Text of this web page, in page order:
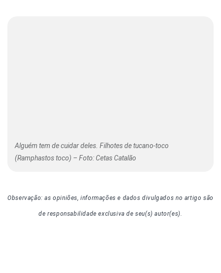
Alguém tem de cuidar deles. Filhotes de tucano-toco
(Ramphastos toco) – Foto: Cetas Catalão
Observação: as opiniões, informações e dados divulgados no artigo são
de responsabilidade exclusiva de seu(s) autor(es).